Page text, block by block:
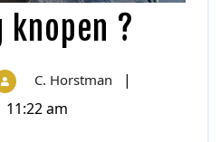
knopen ?
C. Horstman |
11:22 am